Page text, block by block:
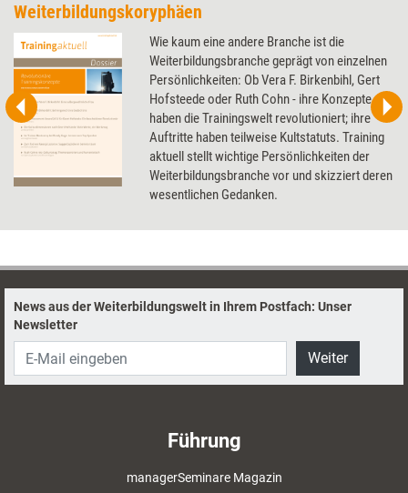
Weiterbildungskoryphäen
Wie kaum eine andere Branche ist die
Weiterbildungsbranche geprägt von einzelnen
Persönlichkeiten: Ob Vera F. Birkenbihl, Gert
Hofsteede oder Ruth Cohn - ihre Konzepte
haben die Trainingswelt revolutioniert; ihre
Auftritte haben teilweise Kultstatuts. Training
aktuell stellt wichtige Persönlichkeiten der
Weiterbildungsbranche vor und skizziert deren
wesentlichen Gedanken.
News aus der Weiterbildungswelt in Ihrem Postfach: Unser
Newsletter
Weiter
Führung
managerSeminare Magazin